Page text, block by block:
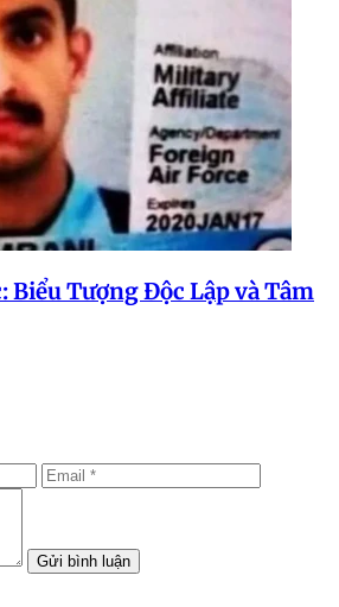
Biểu Tượng Độc Lập và Tâm
Gửi bình luận